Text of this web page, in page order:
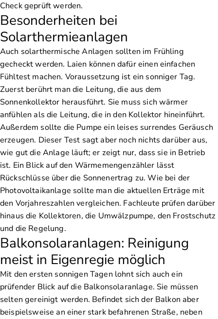
Check geprüft werden.
Besonderheiten bei
Solarthermieanlagen
Auch solarthermische Anlagen sollten im Frühling
gecheckt werden. Laien können dafür einen einfachen
Fühltest machen. Voraussetzung ist ein sonniger Tag.
Zuerst berührt man die Leitung, die aus dem
Sonnenkollektor herausführt. Sie muss sich wärmer
anfühlen als die Leitung, die in den Kollektor hineinführt.
Außerdem sollte die Pumpe ein leises surrendes Geräusch
erzeugen. Dieser Test sagt aber noch nichts darüber aus,
wie gut die Anlage läuft; er zeigt nur, dass sie in Betrieb
ist. Ein Blick auf den Wärmemengenzähler lässt
Rückschlüsse über die Sonnenertrag zu. Wie bei der
Photovoltaikanlage sollte man die aktuellen Erträge mit
den Vorjahreszahlen vergleichen. Fachleute prüfen darüber
hinaus die Kollektoren, die Umwälzpumpe, den Frostschutz
und die Regelung.
Balkonsolaranlagen: Reinigung
meist in Eigenregie möglich
Mit den ersten sonnigen Tagen lohnt sich auch ein
prüfender Blick auf die Balkonsolaranlage. Sie müssen
selten gereinigt werden. Befindet sich der Balkon aber
beispielsweise an einer stark befahrenen Straße, neben